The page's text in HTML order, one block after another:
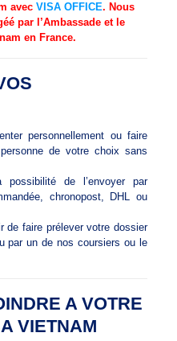
avecVISA OFFICE. Nous
par l’Ambassade et le
en France.
personnellement ou faire
de votre choix sans
de l’envoyer par
chronopost, DHL ou
de faire prélever votre dossier
par un de nos coursiers ou le
A VOTRE
VIETNAM